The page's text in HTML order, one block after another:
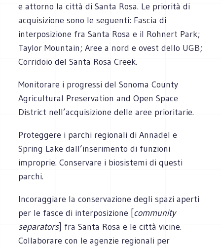
e attorno la città di Santa Rosa. Le priorità di
acquisizione sono le seguenti: Fascia di
interposizione fra Santa Rosa e il Rohnert Park;
Taylor Mountain; Aree a nord e ovest dello UGB;
Corridoio del Santa Rosa Creek.
Monitorare i progressi del Sonoma County
Agricultural Preservation and Open Space
District nell’acquisizione delle aree prioritarie.
Proteggere i parchi regionali di Annadel e
Spring Lake dall’inserimento di funzioni
improprie. Conservare i biosistemi di questi
parchi.
Incoraggiare la conservazione degli spazi aperti
per le fasce di interposizione [community
separators] fra Santa Rosa e le città vicine.
Collaborare con le agenzie regionali per